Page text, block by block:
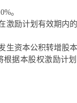
。
激励计划有效期内
生资本公积转增股
据本股权激励计